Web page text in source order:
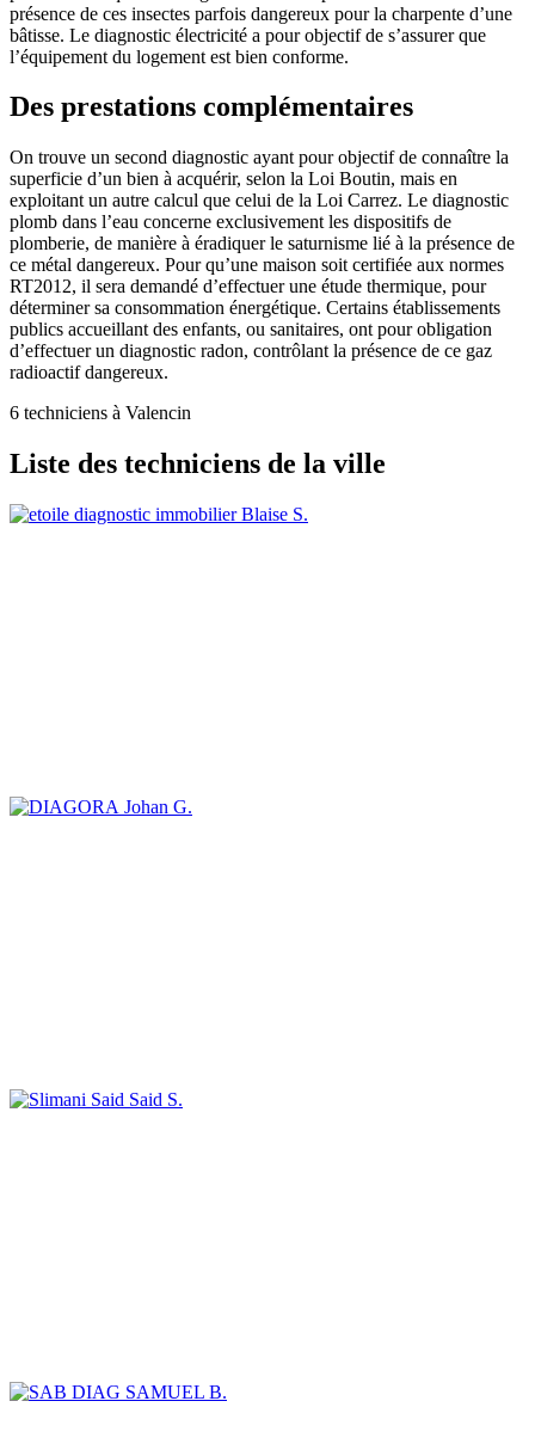
présence de ces insectes parfois dangereux pour la charpente d’une
bâtisse. Le diagnostic électricité a pour objectif de s’assurer que
l’équipement du logement est bien conforme.
Des prestations complémentaires
On trouve un second diagnostic ayant pour objectif de connaître la
superficie d’un bien à acquérir, selon la Loi Boutin, mais en
exploitant un autre calcul que celui de la Loi Carrez. Le diagnostic
plomb dans l’eau concerne exclusivement les dispositifs de
plomberie, de manière à éradiquer le saturnisme lié à la présence de
ce métal dangereux. Pour qu’une maison soit certifiée aux normes
RT2012, il sera demandé d’effectuer une étude thermique, pour
déterminer sa consommation énergétique. Certains établissements
publics accueillant des enfants, ou sanitaires, ont pour obligation
d’effectuer un diagnostic radon, contrôlant la présence de ce gaz
radioactif dangereux.
6 techniciens à Valencin
Liste des techniciens de la ville
Blaise S.
Johan G.
Said S.
SAMUEL B.